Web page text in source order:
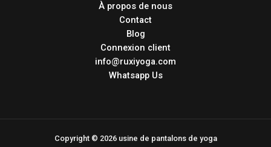
À propos de nous
Contact
Blog
Connexion client
info@ruxiyoga.com
Whatsapp Us
Copyright © 2026 usine de pantalons de yoga